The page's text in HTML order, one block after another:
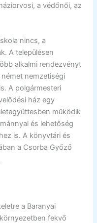
a védőnői, az
nincs, a
A településen
alkalmi rendezvényt
nemzetiségi
A polgármesteri
ház egy
működik
és lehetőség
is. A könyvtári és
a Csorba Győző
a Baranyai
fekvő